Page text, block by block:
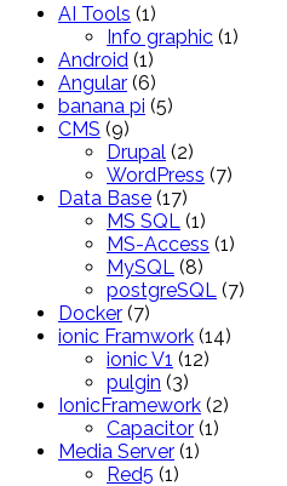
AI Tools (1)
Info graphic (1)
Android (1)
Angular (6)
banana pi (5)
CMS (9)
Drupal (2)
WordPress (7)
Data Base (17)
MS SQL (1)
MS-Access (1)
MySQL (8)
postgreSQL (7)
Docker (7)
ionic Framwork (14)
ionic V1 (12)
pulgin (3)
IonicFramework (2)
Capacitor (1)
Media Server (1)
Red5 (1)